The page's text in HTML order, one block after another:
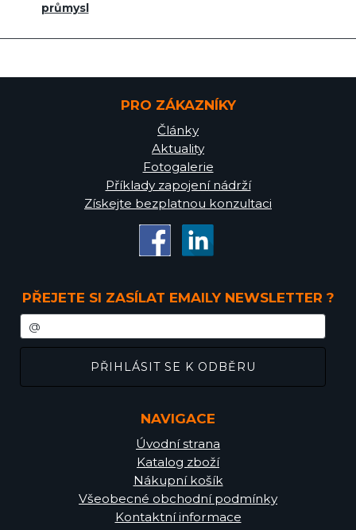
průmysl
PRO ZÁKAZNÍKY
Články
Aktuality
Fotogalerie
Příklady zapojení nádrží
Získejte bezplatnou konzultaci
PŘEJETE SI ZASÍLAT EMAILY NEWSLETTER ?
NAVIGACE
Úvodní strana
Katalog zboží
Nákupní košík
Všeobecné obchodní podmínky
Kontaktní informace